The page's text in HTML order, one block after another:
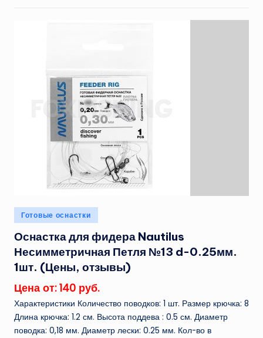
Опубликовано
в
Готовые оснастки
Оснастка для фидера Nautilus
Несимметричная Петля №13 d-0.25мм.
1шт. (Цены, отзывы)
Цена от: 140 руб.
Характеристики Количество поводков: 1 шт. Размер крючка: 8
Длина крючка: 1.2 см. Высота поддева : 0.5 см. Диаметр
поводка: 0,18 мм. Диаметр лески: 0.25 мм. Кол-во в